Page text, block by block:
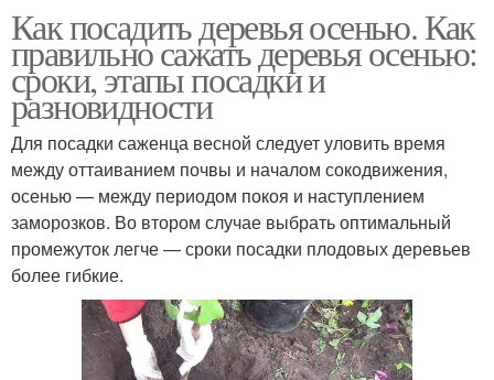
Как посадить деревья осенью. Как
правильно сажать деревья осенью:
сроки, этапы посадки и
разновидности
Для посадки саженца весной следует уловить время
между оттаиванием почвы и началом сокодвижения,
осенью — между периодом покоя и наступлением
заморозков. Во втором случае выбрать оптимальный
промежуток легче — сроки посадки плодовых деревьев
более гибкие.